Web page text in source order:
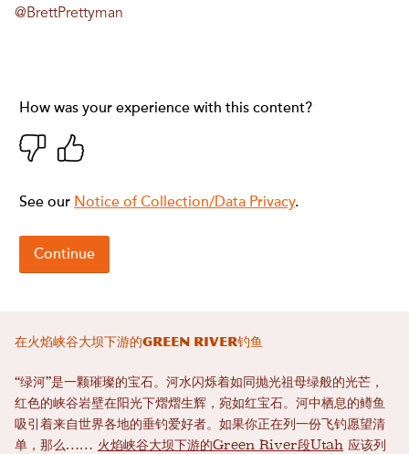
@BrettPrettyman
在火焰峡谷大坝下游的Green River钓鱼
“绿河”是一颗璀璨的宝石。河水闪烁着如同抛光祖母绿般的光芒，
红色的峡谷岩壁在阳光下熠熠生辉，宛如红宝石。河中栖息的鳟鱼
吸引着来自世界各地的垂钓爱好者。如果你正在列一份飞钓愿望清
单，那么…… 火焰峡谷大坝下游的Green River段Utah 应该列